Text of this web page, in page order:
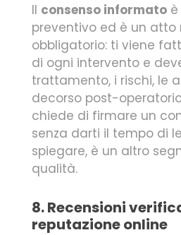
Il consenso informato
preventivo ed è un
obbligatorio: ti viene
di ogni intervento e
trattamento, i rischi, le
decorso post-
chiede di firmare un
senza darti il tempo di
spiegare, è un altro
qualità.
8. Recensioni
reputazione online